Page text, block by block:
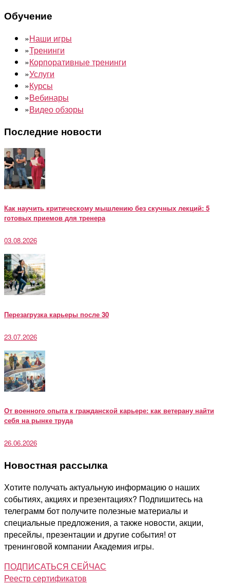
Обучение
»Наши игры
»Тренинги
»Корпоративные тренинги
»Услуги
»Курсы
»Вебинары
»Видео обзоры
Последние новости
Как научить критическому мышлению без скучных лекций: 5
готовых приемов для тренера
03.08.2026
Перезагрузка карьеры после 30
23.07.2026
От военного опыта к гражданской карьере: как ветерану найти
себя на рынке труда
26.06.2026
Новостная рассылка
Хотите получать актуальную информацию о наших
событиях, акциях и презентациях? Подпишитесь на
телеграмм бот получите полезные материалы и
специальные предложения, а также новости, акции,
пресейлы, презентации и другие события! от
тренинговой компании Академия игры.
ПОДПИСАТЬСЯ СЕЙЧАС
Реестр сертификатов